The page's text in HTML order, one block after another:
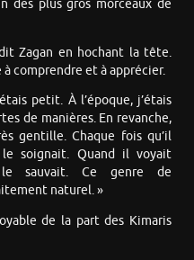
des plus gros morceaux de
Zagan en hochant la tête.
comprendre et à apprécier.
petit. À l’époque, j’étais
de manières. En revanche,
gentille. Chaque fois qu’il
soignait. Quand il voyait
sauvait. Ce genre de
naturel. »
de la part des Kimaris